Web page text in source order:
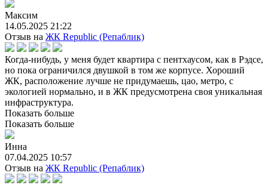
Максим
14.05.2025 21:22
Отзыв на ЖК Republic (Репаблик)
Когда-нибудь, у меня будет квартира с пентхаусом, как в Рэдсе,
но пока ограничился двушкой в том же корпусе. Хороший
ЖК, расположение лучше не придумаешь, цао, метро, с
экологией нормально, и в ЖК предусмотрена своя уникальная
инфраструктура.
Показать больше
Показать больше
Инна
07.04.2025 10:57
Отзыв на ЖК Republic (Репаблик)